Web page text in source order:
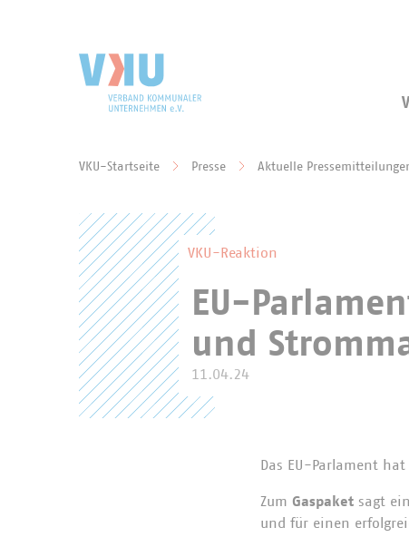
VKU-Startseite Presse Aktuelle
VKU-Reaktion
EU-
und
11.04.24
Das EU-Parlament
Zum Gaspaket sagt
und für einen